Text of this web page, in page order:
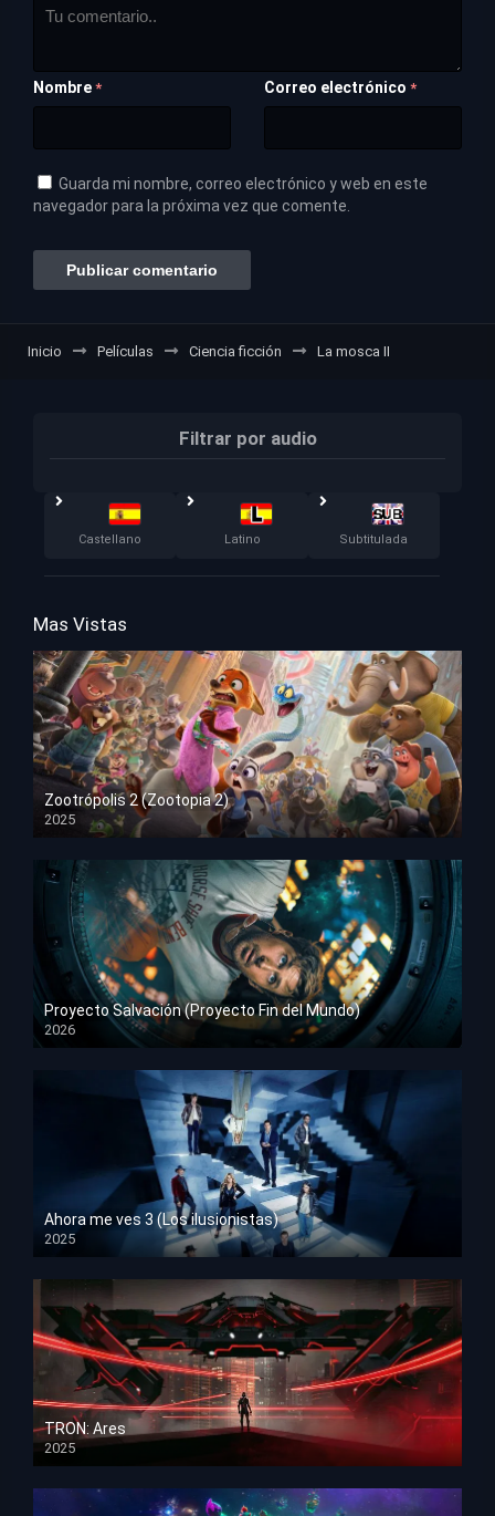
Nombre * Correo electrónico *
Guarda mi nombre, correo electrónico y web en este
navegador para la próxima vez que comente.
Inicio Películas Ciencia ficción La mosca II
Filtrar por audio
Castellano Latino Subtitulada
Mas Vistas
Zootrópolis 2 (Zootopia 2)
2025
HD 1080p
Proyecto Salvación (Proyecto Fin del Mundo)
2026
HD 1080p
Ahora me ves 3 (Los ilusionistas)
2025
HD 1080p
TRON: Ares
2025
HD 1080p